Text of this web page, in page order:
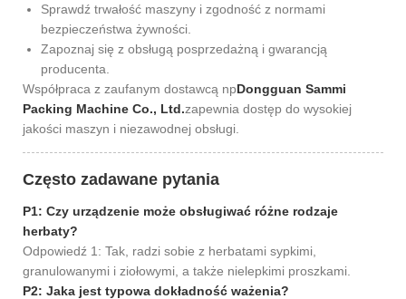
Sprawdź trwałość maszyny i zgodność z normami
bezpieczeństwa żywności.
Zapoznaj się z obsługą posprzedażną i gwarancją
producenta.
Współpraca z zaufanym dostawcą npDongguan Sammi
Packing Machine Co., Ltd.zapewnia dostęp do wysokiej
jakości maszyn i niezawodnej obsługi.
Często zadawane pytania
P1: Czy urządzenie może obsługiwać różne rodzaje
herbaty?
Odpowiedź 1: Tak, radzi sobie z herbatami sypkimi,
granulowanymi i ziołowymi, a także nielepkimi proszkami.
P2: Jaka jest typowa dokładność ważenia?